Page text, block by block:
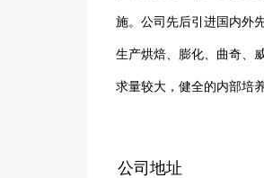
施。公司先后引进国内外
生产烘焙、膨化、曲奇、
求量较大，健全的内部培
公司地址